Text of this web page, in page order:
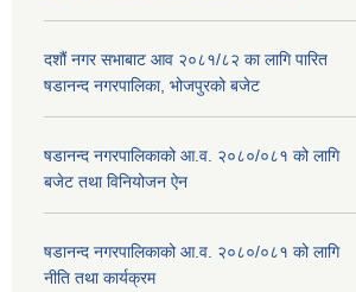
दशौं नगर सभाबाट आव २०८१/८२ का लागि पारित
षडानन्द नगरपालिका, भोजपुरको बजेट
षडानन्द नगरपालिकाको आ.व. २०८०/०८१ को लागि
बजेट तथा विनियोजन ऐन
षडानन्द नगरपालिकाको आ.व. २०८०/०८१ को लागि
नीति तथा कार्यक्रम